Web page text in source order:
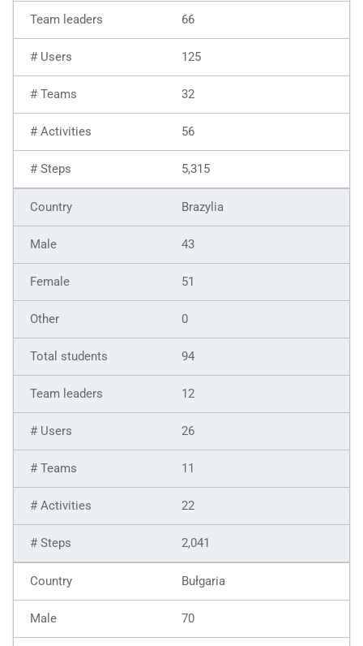
66
125
32
56
5,315
Brazylia
43
51
0
94
12
26
11
22
2,041
Bułgaria
70